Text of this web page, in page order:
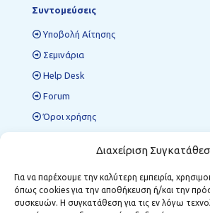
Διαχείριση
Για να παρέχουμε την καλύτερη εμπειρία,
όπως cookies για την αποθήκευση ή/και την
συσκευών. Η συγκατάθεση για τις εν λόγω
Συντομεύσεις
Υποβολή Αίτησης
Σεμινάρια
Help Desk
Forum
Όροι χρήσης
Περιφερειακές Δομές ΜΣΕ